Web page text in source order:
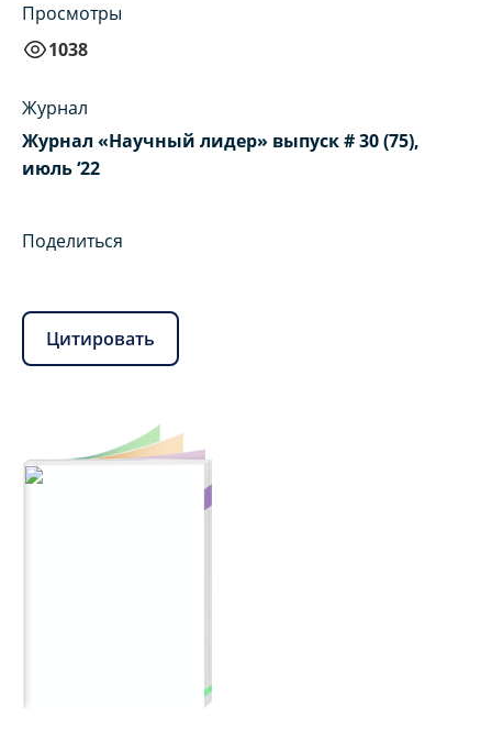
Просмотры
1038
Журнал
Журнал «Научный лидер» выпуск # 30 (75),
июль ‘22
Поделиться
Цитировать